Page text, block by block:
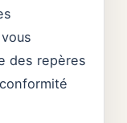
des repères